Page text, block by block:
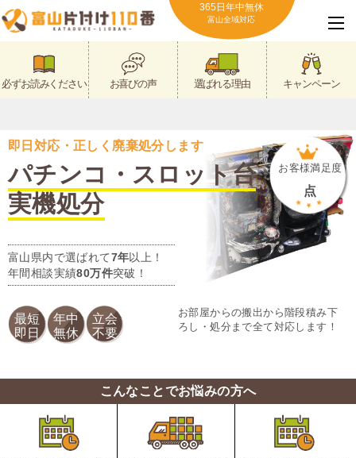
365日年中無休
富山全域対応
必ずお読みください お喜びの声 選ばれる理由 キャンペーン
即日対応・正しく廃棄処分します
パチンコ・スロット台
実機処分
富山県内で選ばれて7年以上！
年間相談実績80万件突破！
お客様満足度
点
最短
即日
年中
無休
立会
不要
お部屋からの搬出から階段積み下
ろし・処分まで全て対応します！
こんなことでお悩みの方へ